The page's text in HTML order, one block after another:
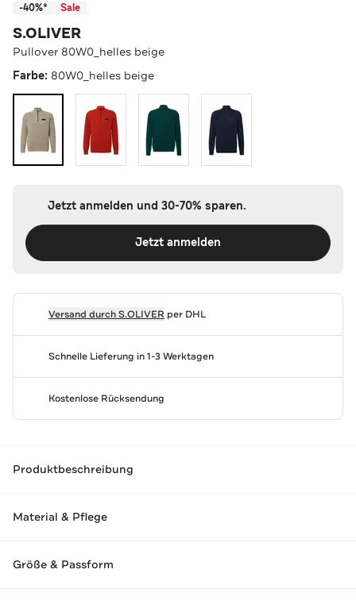
-40%* Sale
S.OLIVER
Pullover 80W0_helles beige
Farbe: 80W0_helles beige
Jetzt anmelden und 30-70% sparen.
Jetzt anmelden
Versand durchS.OLIVER per DHL
Schnelle Lieferung in 1-3 Werktagen
Kostenlose Rücksendung
Produktbeschreibung
Material & Pflege
Größe & Passform